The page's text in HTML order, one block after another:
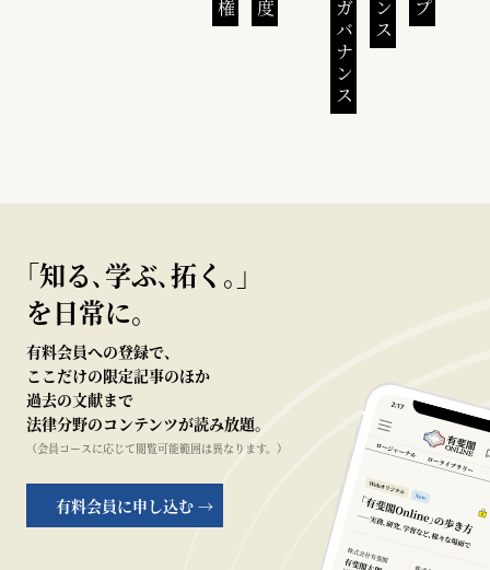
｢知る､学ぶ､拓く｡｣
を日常に。
有料会員への登録で、
ここだけの限定記事のほか
過去の文献まで
法律分野のコンテンツが読み放題。
（会員コースに応じて閲覧可能範囲は異なります。）
有料会員に申し込む →